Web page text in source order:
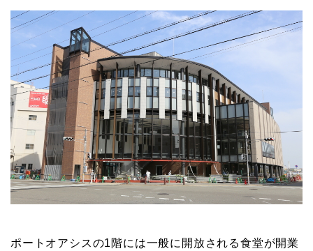
ポートオアシスの1階には一般に開放される食堂が開業